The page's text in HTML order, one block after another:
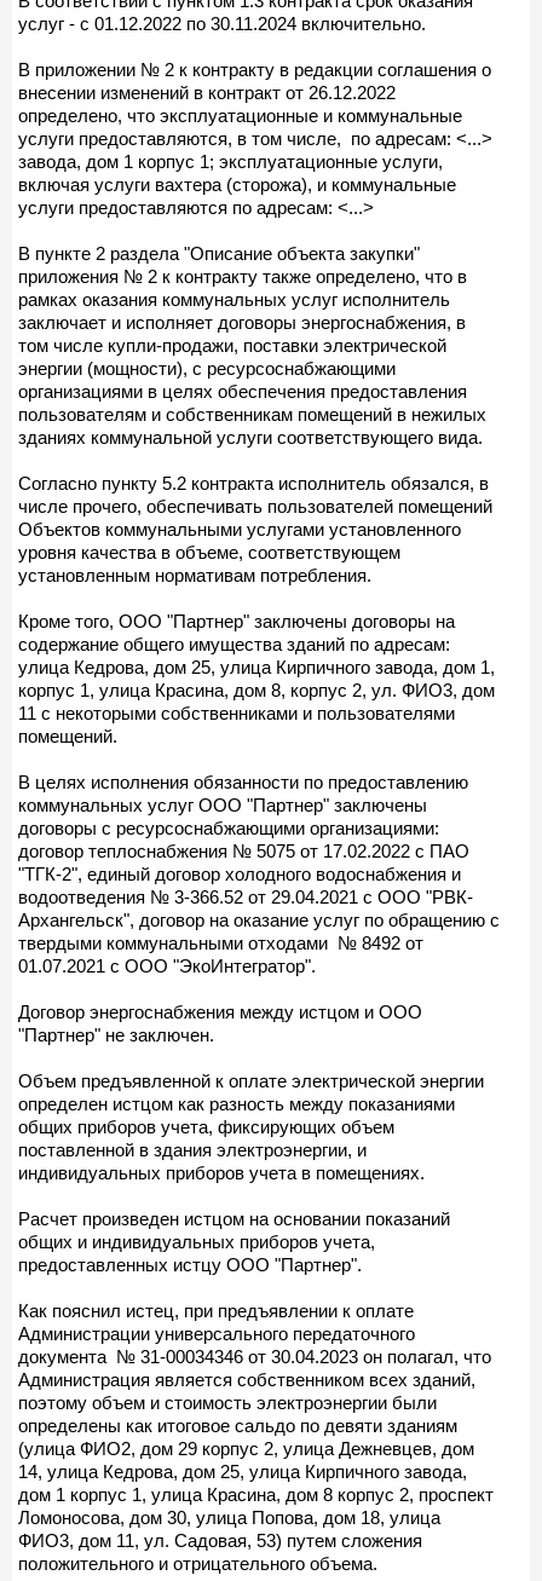
услуг - с 01.12.2022 по 30.11.2024 включительно.
В приложении № 2 к контракту в редакции соглашения о
внесении изменений в контракт от 26.12.2022
определено, что эксплуатационные и коммунальные
услуги предоставляются, в том числе, по адресам: <...>
завода, дом 1 корпус 1; эксплуатационные услуги,
включая услуги вахтера (сторожа), и коммунальные
услуги предоставляются по адресам: <...>
В пункте 2 раздела "Описание объекта закупки"
приложения № 2 к контракту также определено, что в
рамках оказания коммунальных услуг исполнитель
заключает и исполняет договоры энергоснабжения, в
том числе купли-продажи, поставки электрической
энергии (мощности), с ресурсоснабжающими
организациями в целях обеспечения предоставления
пользователям и собственникам помещений в нежилых
зданиях коммунальной услуги соответствующего вида.
Согласно пункту 5.2 контракта исполнитель обязался, в
числе прочего, обеспечивать пользователей помещений
Объектов коммунальными услугами установленного
уровня качества в объеме, соответствующем
установленным нормативам потребления.
Кроме того, ООО "Партнер" заключены договоры на
содержание общего имущества зданий по адресам:
улица Кедрова, дом 25, улица Кирпичного завода, дом 1,
корпус 1, улица Красина, дом 8, корпус 2, ул. ФИО3, дом
11 с некоторыми собственниками и пользователями
помещений.
В целях исполнения обязанности по предоставлению
коммунальных услуг ООО "Партнер" заключены
договоры с ресурсоснабжающими организациями:
договор теплоснабжения № 5075 от 17.02.2022 с ПАО
"ТГК-2", единый договор холодного водоснабжения и
водоотведения № 3-366.52 от 29.04.2021 с ООО "РВК-
Архангельск", договор на оказание услуг по обращению с
твердыми коммунальными отходами № 8492 от
01.07.2021 с ООО "ЭкоИнтегратор".
Договор энергоснабжения между истцом и ООО
"Партнер" не заключен.
Объем предъявленной к оплате электрической энергии
определен истцом как разность между показаниями
общих приборов учета, фиксирующих объем
поставленной в здания электроэнергии, и
индивидуальных приборов учета в помещениях.
Расчет произведен истцом на основании показаний
общих и индивидуальных приборов учета,
предоставленных истцу ООО "Партнер".
Как пояснил истец, при предъявлении к оплате
Администрации универсального передаточного
документа № 31-00034346 от 30.04.2023 он полагал, что
Администрация является собственником всех зданий,
поэтому объем и стоимость электроэнергии были
определены как итоговое сальдо по девяти зданиям
(улица ФИО2, дом 29 корпус 2, улица Дежневцев, дом
14, улица Кедрова, дом 25, улица Кирпичного завода,
дом 1 корпус 1, улица Красина, дом 8 корпус 2, проспект
Ломоносова, дом 30, улица Попова, дом 18, улица
ФИО3, дом 11, ул. Садовая, 53) путем сложения
положительного и отрицательного объема.